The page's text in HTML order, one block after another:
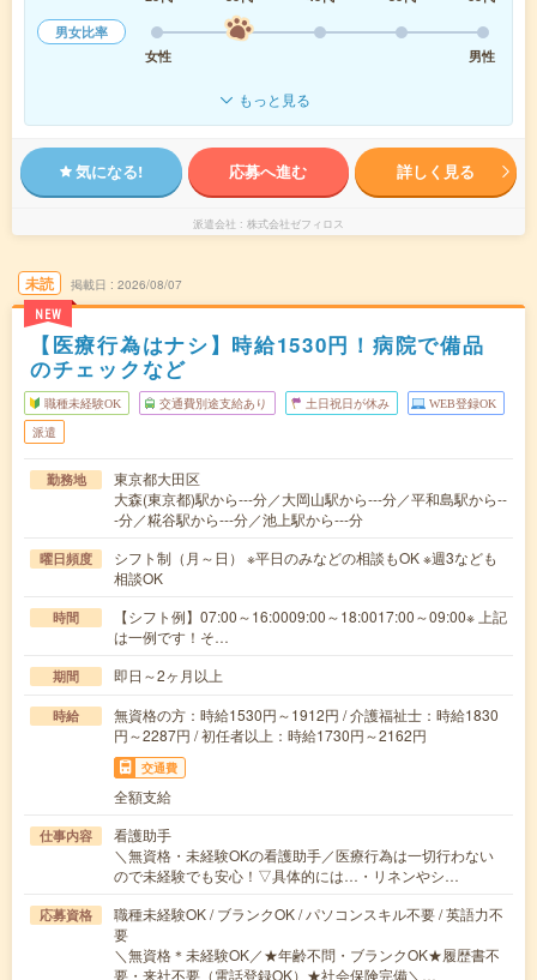
男女比率
女性
男性
もっと見る
気になる! 応募へ進む 詳しく見る
派遣会社 株式会社ゼフィロス
未読
NEW
掲載日 2026/08/07
【医療行為はナシ】時給1530円！病院で備品
のチェックなど
職種未経験OK 交通費別途支給あり 土日祝日が休み WEB登録OK
派遣
勤務地
東京都大田区
大森(東京都)駅から---分／大岡山駅から---分／平和島駅から--
-分／糀谷駅から---分／池上駅から---分
曜日頻度
シフト制（月～日） ※平日のみなどの相談もOK ※週3なども
相談OK
時間
【シフト例】07:00～16:0009:00～18:0017:00～09:00※ 上記
は一例です！そ…
期間 即日～2ヶ月以上
時給
無資格の方：時給1530円～1912円 / 介護福祉士：時給1830
円～2287円 / 初任者以上：時給1730円～2162円
交通費
全額支給
仕事内容
看護助手
＼無資格・未経験OKの看護助手／医療行為は一切行わない
ので未経験でも安心！▽具体的には…・リネンやシ…
応募資格
職種未経験OK / ブランクOK / パソコンスキル不要 / 英語力不
要
＼無資格＊未経験OK／★年齢不問・ブランクOK★履歴書不
要・来社不要（電話登録OK）★社会保険完備＼…